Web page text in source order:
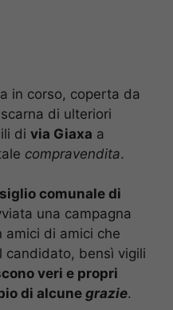
in corso, coperta da
di ulteriori
di via Giaxa a
compravendita.
comunale di
una campagna
amici di amici che
candidato, bensì vigili
veri e propri
di alcune grazie.